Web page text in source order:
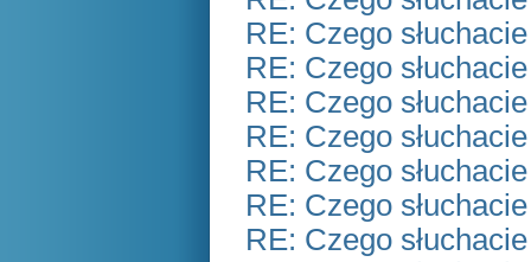
RE: Czego
RE: Czego
RE: Czego
RE: Czego
RE: Czego
RE: Czego
RE: Czego